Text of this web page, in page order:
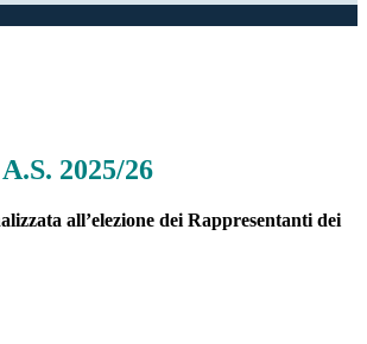
2025/26
all’elezione dei Rappresentanti dei